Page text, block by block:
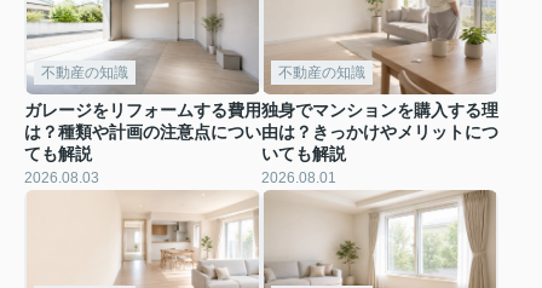
不動産の知識
ガレージをリフォームする費用
は？種類や計画の注意点につい
ても解説
2026.08.03
不動産の知識
独身でマンションを購入する理
由は？きっかけやメリットにつ
いても解説
2026.08.01